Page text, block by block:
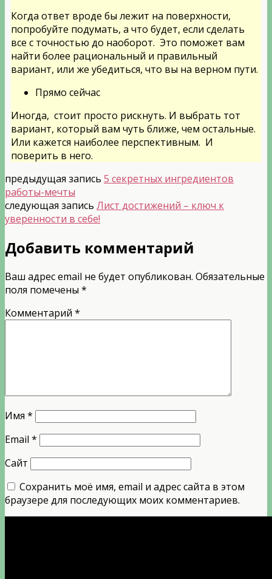
Когда ответ вроде бы лежит на поверхности,
попробуйте подумать, а что будет, если сделать
все с точностью до наоборот. Это поможет вам
найти более рациональный и правильный
вариант, или же убедиться, что вы на верном пути.
Прямо сейчас
Иногда, стоит просто рискнуть. И выбрать тот
вариант, который вам чуть ближе, чем остальные.
Или кажется наиболее перспективным. И
поверить в него.
предыдущая запись 5 секретных ингредиентов
работы-мечты
следующая запись Лист достижений – ключ к
уверенности в себе!
Добавить комментарий
Ваш адрес email не будет опубликован. Обязательные
поля помечены *
Комментарий *
Имя *
Email *
Сайт
Сохранить моё имя, email и адрес сайта в этом
браузере для последующих моих комментариев.